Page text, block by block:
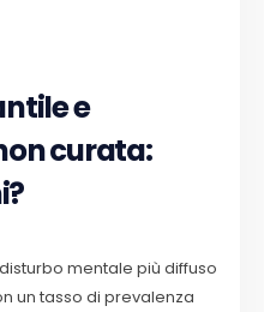
e
curata:
mentale più diffuso
un tasso di prevalenza